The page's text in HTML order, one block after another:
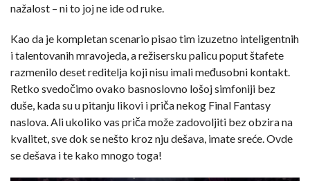
nažalost – ni to joj ne ide od ruke.
Kao da je kompletan scenario pisao tim izuzetno inteligentnih
i talentovanih mravojeda, a režisersku palicu poput štafete
razmenilo deset reditelja koji nisu imali međusobni kontakt.
Retko svedočimo ovako basnoslovno lošoj simfoniji bez
duše, kada su u pitanju likovi i priča nekog Final Fantasy
naslova. Ali ukoliko vas priča može zadovoljiti bez obzira na
kvalitet, sve dok se nešto kroz nju dešava, imate sreće. Ovde
se dešava i te kako mnogo toga!